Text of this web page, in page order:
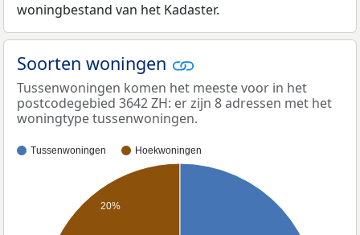
woningbestand van het Kadaster.
Soorten woningen
Tussenwoningen komen het meeste voor in het
postcodegebied 3642 ZH: er zijn 8 adressen met het
woningtype tussenwoningen.
Tussenwoningen Hoekwoningen
20%